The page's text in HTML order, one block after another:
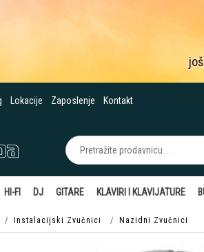
još
Lokacije Zaposlenje Kontakt
HI-FI DJ GITARE KLAVIRI I KLAVIJATURE
Instalacijski Zvučnici Nazidni Zvučnici